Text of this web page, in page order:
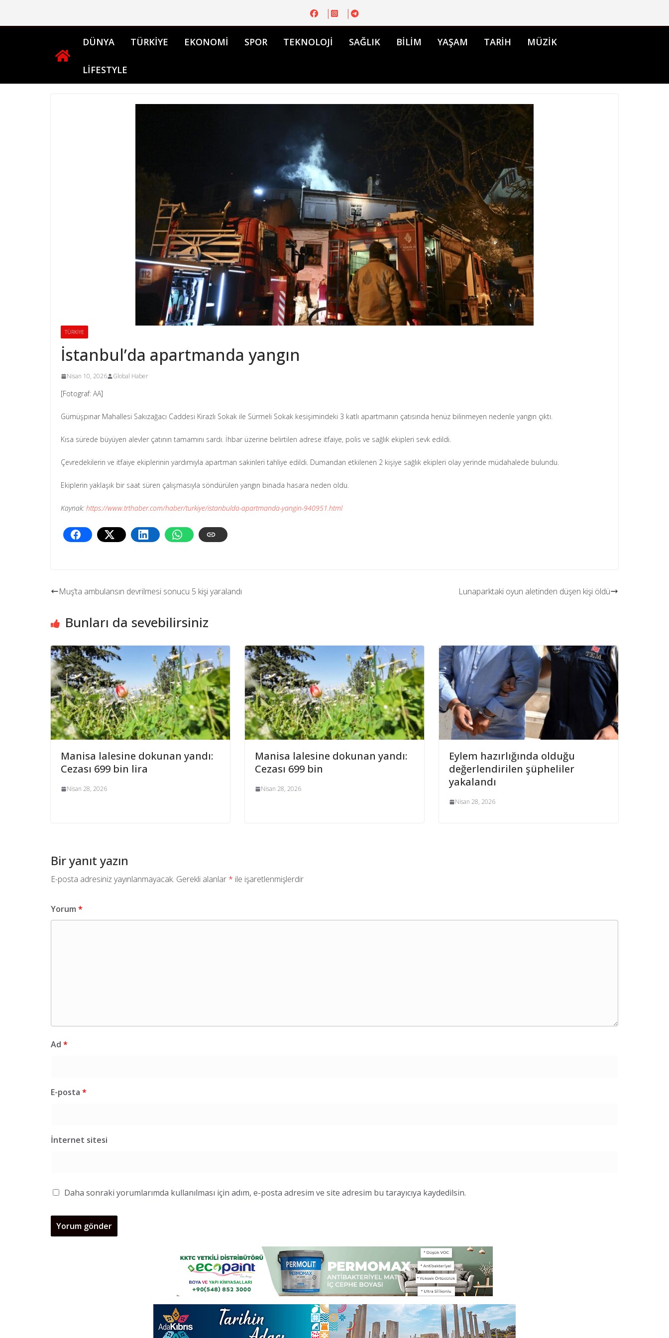
DÜNYA TÜRKİYE EKONOMİ SPOR TEKNOLOJİ SAĞLIK BİLİM YAŞAM TARİH MÜZİK
LİFESTYLE
TÜRKİYE
İstanbul’da apartmanda yangın
Nisan 10, 2026 Global Haber
[Fotograf: AA]
Gümüşpınar Mahallesi Sakızağacı Caddesi Kirazlı Sokak ile Sürmeli Sokak kesişimindeki 3 katlı apartmanın çatısında henüz bilinmeyen nedenle yangın çıktı.
Kısa sürede büyüyen alevler çatının tamamını sardı. İhbar üzerine belirtilen adrese itfaiye, polis ve sağlık ekipleri sevk edildi.
Çevredekilerin ve itfaiye ekiplerinin yardımıyla apartman sakinleri tahliye edildi. Dumandan etkilenen 2 kişiye sağlık ekipleri olay yerinde müdahalede bulundu.
Ekiplerin yaklaşık bir saat süren çalışmasıyla söndürülen yangın binada hasara neden oldu.
Kaynak: https://www.trthaber.com/haber/turkiye/istanbulda-apartmanda-yangin-940951.html
Muş’ta ambulansın devrilmesi sonucu 5 kişi yaralandı Lunaparktaki oyun aletinden düşen kişi öldü
Bunları da sevebilirsiniz
Manisa lalesine dokunan yandı:
Cezası 699 bin lira
Nisan 28, 2026
Manisa lalesine dokunan yandı:
Cezası 699 bin
Nisan 28, 2026
Eylem hazırlığında olduğu
değerlendirilen şüpheliler
yakalandı
Nisan 28, 2026
Bir yanıt yazın
E-posta adresiniz yayınlanmayacak. Gerekli alanlar * ile işaretlenmişlerdir
Yorum *
Ad *
E-posta *
İnternet sitesi
Daha sonraki yorumlarımda kullanılması için adım, e-posta adresim ve site adresim bu tarayıcıya kaydedilsin.